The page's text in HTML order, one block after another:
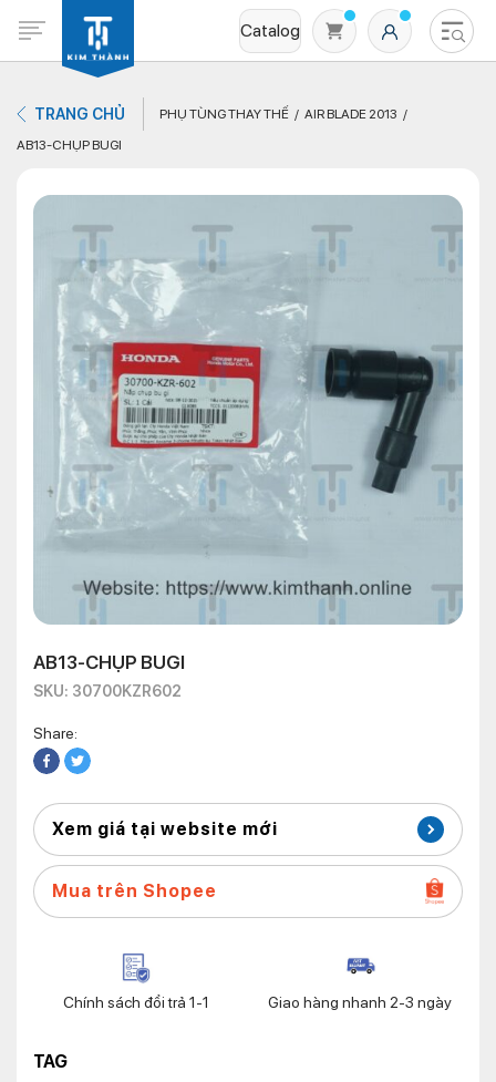
Catalog
Không có sản phẩm nào trong giỏ hàng
TRANG CHỦ PHỤ TÙNG THAY THẾ
AIR BLADE 2013
AB13-CHỤP BUGI
AB13-CHỤP BUGI
SKU: 30700KZR602
Share:
Xem giá tại website mới
Mua trên Shopee
Chính sách đổi trả 1-1 Giao hàng nhanh 2-3 ngày
TAG